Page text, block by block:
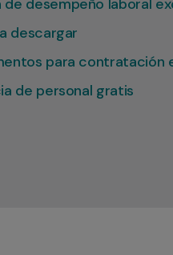
desempeño laboral
descargar
para contratación
de personal gratis